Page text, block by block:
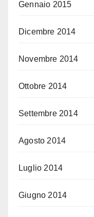
Gennaio 2015
Dicembre 2014
Novembre 2014
Ottobre 2014
Settembre 2014
Agosto 2014
Luglio 2014
Giugno 2014